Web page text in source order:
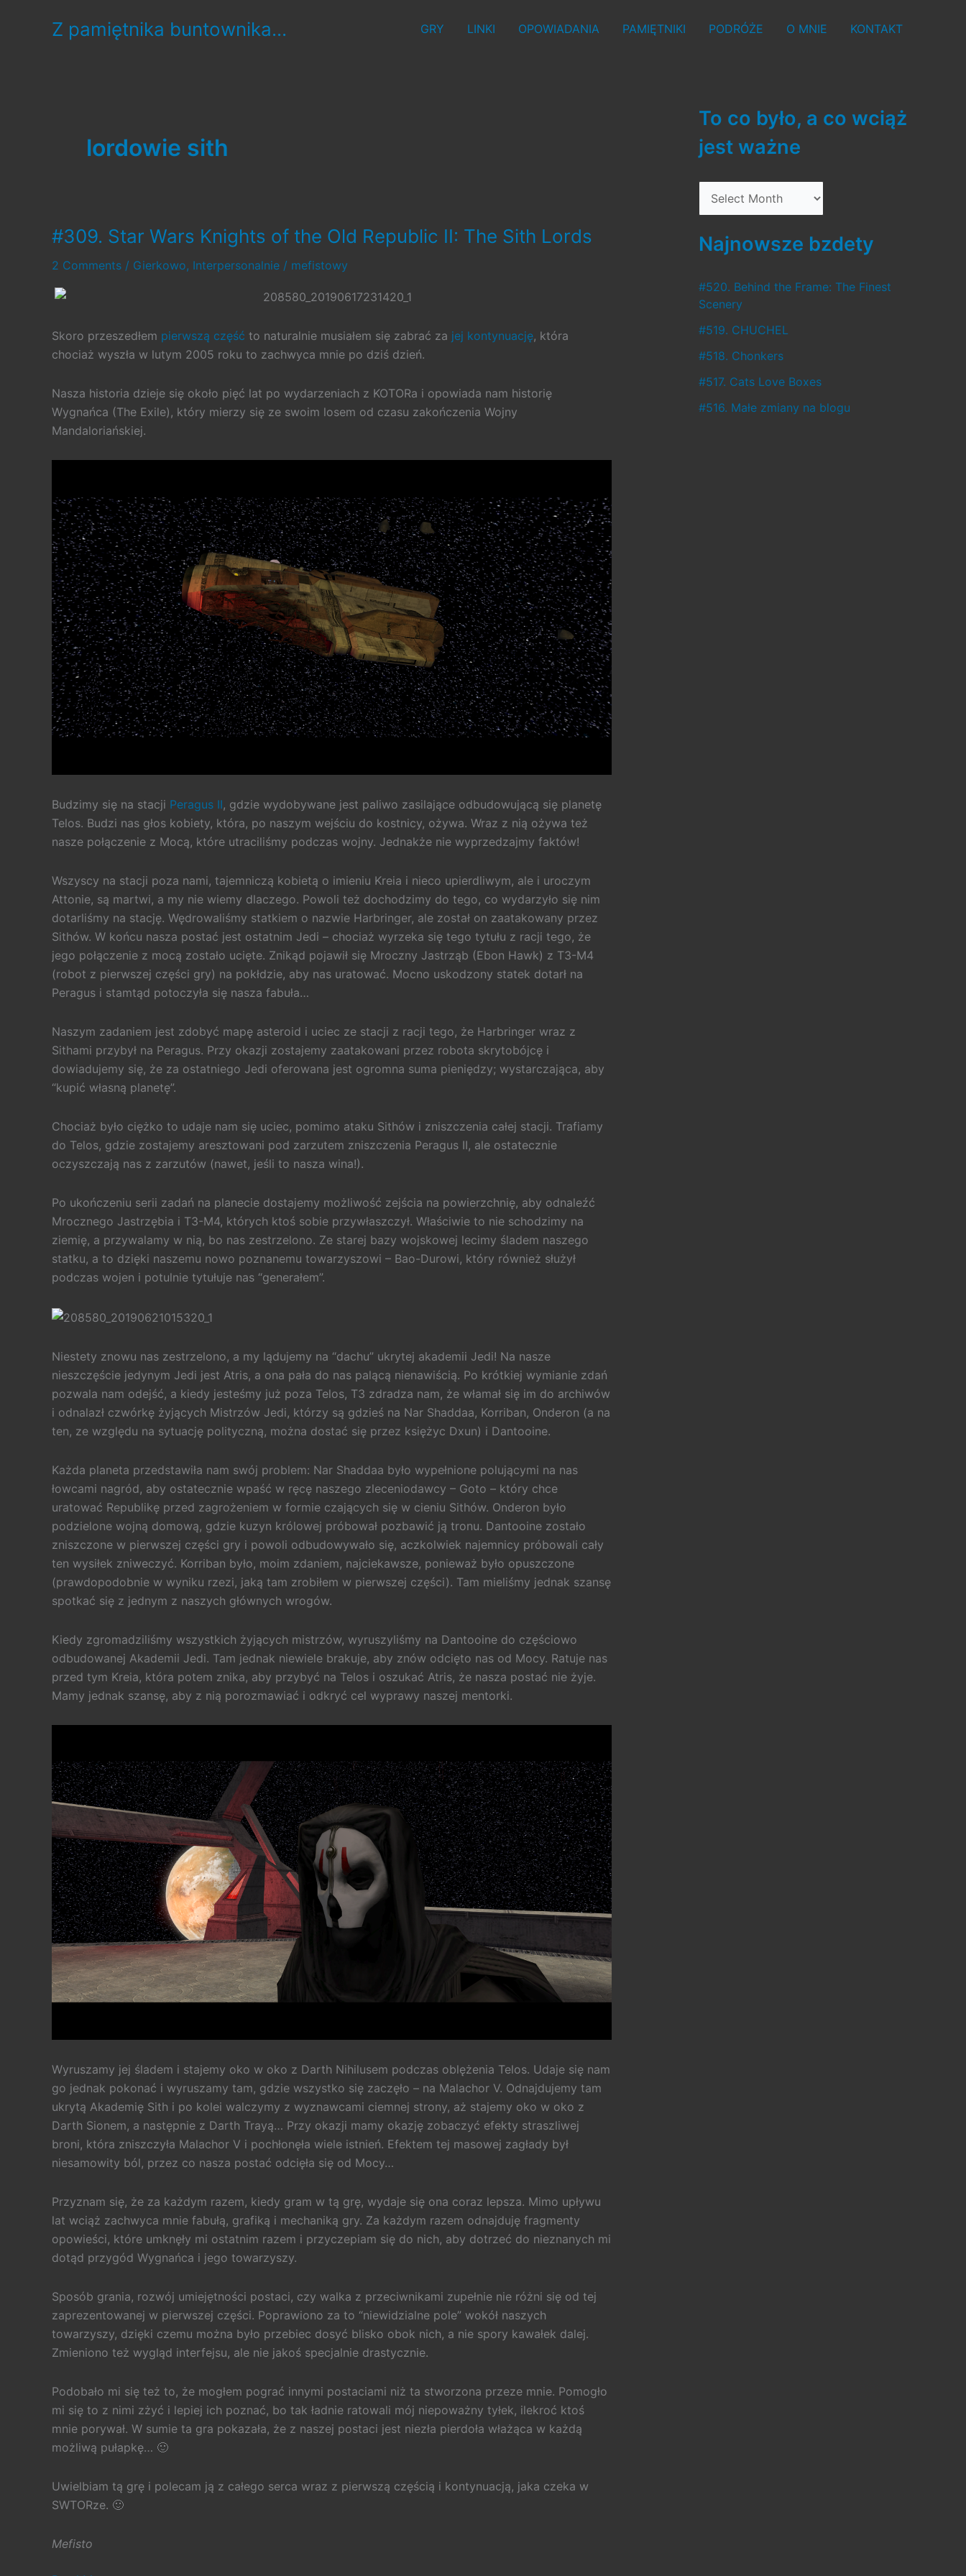
Z pamiętnika buntownika... GRY LINKI OPOWIADANIA PAMIĘTNIKI PODRÓŻE O MNIE KONTAKT
lordowie sith
#309. Star Wars Knights of the Old Republic II: The Sith Lords
2 Comments / Gierkowo, Interpersonalnie / mefistowy
Skoro przeszedłem pierwszą część to naturalnie musiałem się zabrać za jej kontynuację, która
chociaż wyszła w lutym 2005 roku to zachwyca mnie po dziś dzień.
Nasza historia dzieje się około pięć lat po wydarzeniach z KOTORa i opowiada nam historię
Wygnańca (The Exile), który mierzy się ze swoim losem od czasu zakończenia Wojny
Mandaloriańskiej.
Budzimy się na stacji Peragus II, gdzie wydobywane jest paliwo zasilające odbudowującą się planetę
Telos. Budzi nas głos kobiety, która, po naszym wejściu do kostnicy, ożywa. Wraz z nią ożywa też
nasze połączenie z Mocą, które utraciliśmy podczas wojny. Jednakże nie wyprzedzajmy faktów!
Wszyscy na stacji poza nami, tajemniczą kobietą o imieniu Kreia i nieco upierdliwym, ale i uroczym
Attonie, są martwi, a my nie wiemy dlaczego. Powoli też dochodzimy do tego, co wydarzyło się nim
dotarliśmy na stację. Wędrowaliśmy statkiem o nazwie Harbringer, ale został on zaatakowany przez
Sithów. W końcu nasza postać jest ostatnim Jedi – chociaż wyrzeka się tego tytułu z racji tego, że
jego połączenie z mocą zostało ucięte. Znikąd pojawił się Mroczny Jastrząb (Ebon Hawk) z T3-M4
(robot z pierwszej części gry) na pokłdzie, aby nas uratować. Mocno uskodzony statek dotarł na
Peragus i stamtąd potoczyła się nasza fabuła…
Naszym zadaniem jest zdobyć mapę asteroid i uciec ze stacji z racji tego, że Harbringer wraz z
Sithami przybył na Peragus. Przy okazji zostajemy zaatakowani przez robota skrytobójcę i
dowiadujemy się, że za ostatniego Jedi oferowana jest ogromna suma pieniędzy; wystarczająca, aby
“kupić własną planetę”.
Chociaż było ciężko to udaje nam się uciec, pomimo ataku Sithów i zniszczenia całej stacji. Trafiamy
do Telos, gdzie zostajemy aresztowani pod zarzutem zniszczenia Peragus II, ale ostatecznie
oczyszczają nas z zarzutów (nawet, jeśli to nasza wina!).
Po ukończeniu serii zadań na planecie dostajemy możliwość zejścia na powierzchnię, aby odnaleźć
Mrocznego Jastrzębia i T3-M4, których ktoś sobie przywłaszczył. Właściwie to nie schodzimy na
ziemię, a przywalamy w nią, bo nas zestrzelono. Ze starej bazy wojskowej lecimy śladem naszego
statku, a to dzięki naszemu nowo poznanemu towarzyszowi – Bao-Durowi, który również służył
podczas wojen i potulnie tytułuje nas “generałem”.
Niestety znowu nas zestrzelono, a my lądujemy na “dachu” ukrytej akademii Jedi! Na nasze
nieszczęście jedynym Jedi jest Atris, a ona pała do nas palącą nienawiścią. Po krótkiej wymianie zdań
pozwala nam odejść, a kiedy jesteśmy już poza Telos, T3 zdradza nam, że włamał się im do archiwów
i odnalazł czwórkę żyjących Mistrzów Jedi, którzy są gdzieś na Nar Shaddaa, Korriban, Onderon (a na
ten, ze względu na sytuację polityczną, można dostać się przez księżyc Dxun) i Dantooine.
Każda planeta przedstawiła nam swój problem: Nar Shaddaa było wypełnione polującymi na nas
łowcami nagród, aby ostatecznie wpaść w ręcę naszego zleceniodawcy – Goto – który chce
uratować Republikę przed zagrożeniem w formie czających się w cieniu Sithów. Onderon było
podzielone wojną domową, gdzie kuzyn królowej próbował pozbawić ją tronu. Dantooine zostało
zniszczone w pierwszej części gry i powoli odbudowywało się, aczkolwiek najemnicy próbowali cały
ten wysiłek zniweczyć. Korriban było, moim zdaniem, najciekawsze, ponieważ było opuszczone
(prawdopodobnie w wyniku rzezi, jaką tam zrobiłem w pierwszej części). Tam mieliśmy jednak szansę
spotkać się z jednym z naszych głównych wrogów.
Kiedy zgromadziliśmy wszystkich żyjących mistrzów, wyruszyliśmy na Dantooine do częściowo
odbudowanej Akademii Jedi. Tam jednak niewiele brakuje, aby znów odcięto nas od Mocy. Ratuje nas
przed tym Kreia, która potem znika, aby przybyć na Telos i oszukać Atris, że nasza postać nie żyje.
Mamy jednak szansę, aby z nią porozmawiać i odkryć cel wyprawy naszej mentorki.
Wyruszamy jej śladem i stajemy oko w oko z Darth Nihilusem podczas oblężenia Telos. Udaje się nam
go jednak pokonać i wyruszamy tam, gdzie wszystko się zaczęło – na Malachor V. Odnajdujemy tam
ukrytą Akademię Sith i po kolei walczymy z wyznawcami ciemnej strony, aż stajemy oko w oko z
Darth Sionem, a następnie z Darth Trayą… Przy okazji mamy okazję zobaczyć efekty straszliwej
broni, która zniszczyła Malachor V i pochłonęła wiele istnień. Efektem tej masowej zagłady był
niesamowity ból, przez co nasza postać odcięła się od Mocy…
Przyznam się, że za każdym razem, kiedy gram w tą grę, wydaje się ona coraz lepsza. Mimo upływu
lat wciąż zachwyca mnie fabułą, grafiką i mechaniką gry. Za każdym razem odnajduję fragmenty
opowieści, które umknęły mi ostatnim razem i przyczepiam się do nich, aby dotrzeć do nieznanych mi
dotąd przygód Wygnańca i jego towarzyszy.
Sposób grania, rozwój umiejętności postaci, czy walka z przeciwnikami zupełnie nie różni się od tej
zaprezentowanej w pierwszej części. Poprawiono za to “niewidzialne pole” wokół naszych
towarzyszy, dzięki czemu można było przebiec dosyć blisko obok nich, a nie spory kawałek dalej.
Zmieniono też wygląd interfejsu, ale nie jakoś specjalnie drastycznie.
Podobało mi się też to, że mogłem pograć innymi postaciami niż ta stworzona przeze mnie. Pomogło
mi się to z nimi zżyć i lepiej ich poznać, bo tak ładnie ratowali mój niepoważny tyłek, ilekroć ktoś
mnie porywał. W sumie ta gra pokazała, że z naszej postaci jest niezła pierdoła włażąca w każdą
możliwą pułapkę… 🙂
Uwielbiam tą grę i polecam ją z całego serca wraz z pierwszą częścią i kontynuacją, jaka czeka w
SWTORze. 🙂
Mefisto
To co było, a co wciąż
jest ważne
o
c
b
y
ł
o
,
Najnowsze bzdety
#520. Behind the Frame: The Finest
Scenery
#519. CHUCHEL
#518. Chonkers
#517. Cats Love Boxes
#516. Małe zmiany na blogu